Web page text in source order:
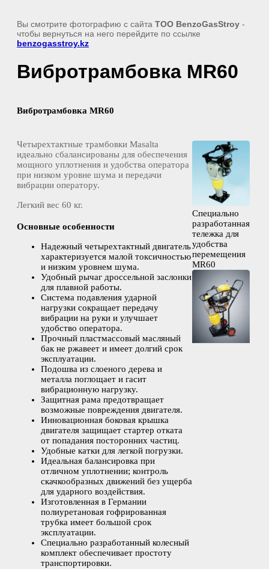
Вы смотрите фотографию с сайта TOO BenzoGasStroy -
чтобы вернуться на него перейдите по ссылке
benzogasstroy.kz
Вибротрамбовка MR60
Вибротрамбовка MR60
Четырехтактные трамбовки Masalta
идеально сбалансированы для обеспечения
мощного уплотнения и удобства оператора
при низком уровне шума и передачи
вибрации оператору.
Легкий вес 60 кг.
Основные особенности
Надежный четырехтактный двигатель
характеризуется малой токсичностью
и низким уровнем шума.
Удобный рычаг дроссельной заслонки
для плавной работы.
Система подавления ударной
нагрузки сокращает передачу
вибрации на руки и улучшает
удобство оператора.
Прочный пластмассовый масляный
бак не ржавеет и имеет долгий срок
эксплуатации.
Подошва из слоеного дерева и
металла поглощает и гасит
вибрационную нагрузку.
Защитная рама предотвращает
возможные повреждения двигателя.
Инновационная боковая крышка
двигателя защищает стартер отката
от попадания посторонних частиц.
Удобные катки для легкой погрузки.
Идеальная балансировка при
отличном уплотнении; контроль
скачкообразных движений без ущерба
для ударного воздействия.
Изготовленная в Германии
полиуретановая гофрированная
трубка имеет большой срок
эксплуатации.
Специально разработанный колесный
комплект обеспечивает простоту
транспортировки.
Специально
разработанная
тележка для
удобства
перемещения
MR60